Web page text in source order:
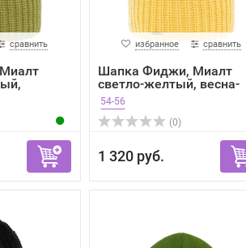
сравнить избранное сравнить
Шапка Фиджи, Миалт
светло-желтый, весна-
осень
54-56
(0)
1 320 руб.